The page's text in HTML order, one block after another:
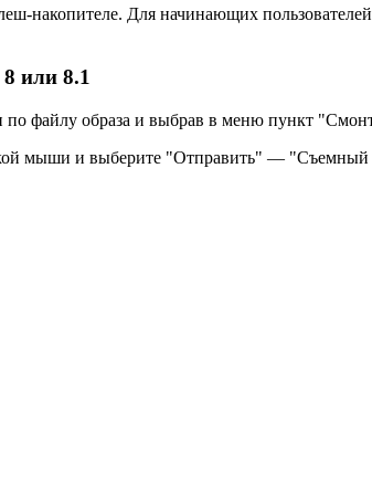
накопителе. Для начинающих
или 8.1
по файлу образа и выбрав в меню пункт
мыши и выберите "Отправить" — "Съемный